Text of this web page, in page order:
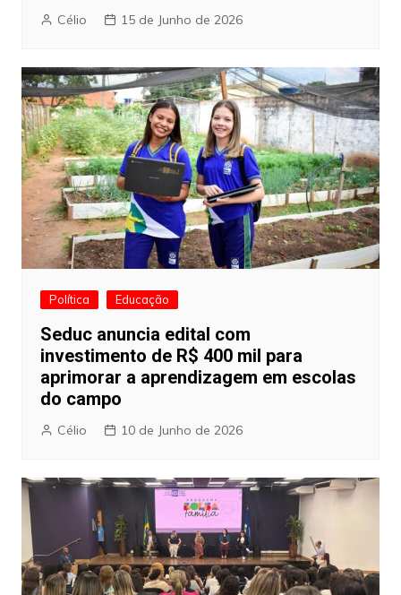
Célio 15 de Junho de 2026
Política Educação
Seduc anuncia edital com
investimento de R$ 400 mil para
aprimorar a aprendizagem em escolas
do campo
Célio 10 de Junho de 2026